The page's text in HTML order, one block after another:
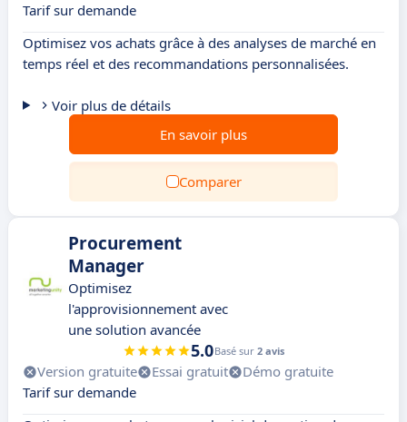
Tarif sur demande
Optimisez vos achats grâce à des analyses de marché en
temps réel et des recommandations personnalisées.
Voir plus de détails
En savoir plus
Comparer
Procurement
Manager
Optimisez
l'approvisionnement avec
une solution avancée
5.0Basé sur 2 avis
Version gratuite Essai gratuit
Démo gratuite
Tarif sur demande